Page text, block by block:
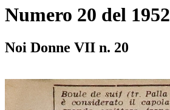
Numero 20 del 1952
Noi Donne VII n. 20